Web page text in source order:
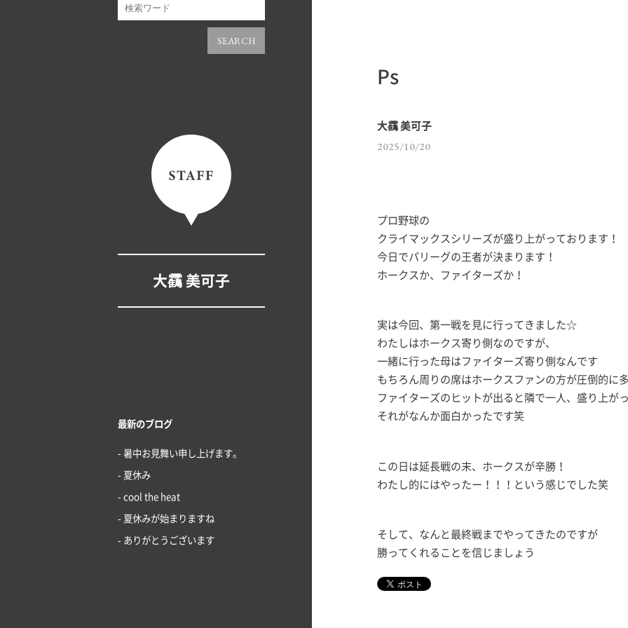
Ps
大靍 美可子
2025/10/20
プロ野球の
クライマックスシリーズが盛り上がっております！
今日でパリーグの王者が決まります！
ホークスか、ファイターズか！
実は今回、第一戦を見に行ってきました☆
わたしはホークス寄り側なのですが、
一緒に行った母はファイターズ寄り側なんです
もちろん周りの席はホークスファンの方が圧倒的に多
ファイターズのヒットが出ると隣で一人、盛り上が
それがなんか面白かったです笑
この日は延長戦の末、ホークスが辛勝！
わたし的にはやったー！！！という感じでした笑
そして、なんと最終戦までやってきたのですが
勝ってくれることを信じましょう
SEARCH
大靍 美可子
最新のブログ
- 暑中お見舞い申し上げます。
- 夏休み
- cool the heat
- 夏休みが始まりますね
- ありがとうございます